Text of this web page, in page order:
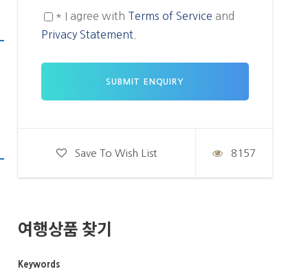
* I agree with Terms of Service and
Privacy Statement
Save To Wish List 8157
여행상품 찾기
Keywords